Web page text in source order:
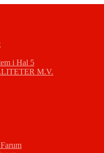
i Hal 5
M.V.